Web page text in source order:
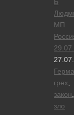
МП
грех
закон
зло